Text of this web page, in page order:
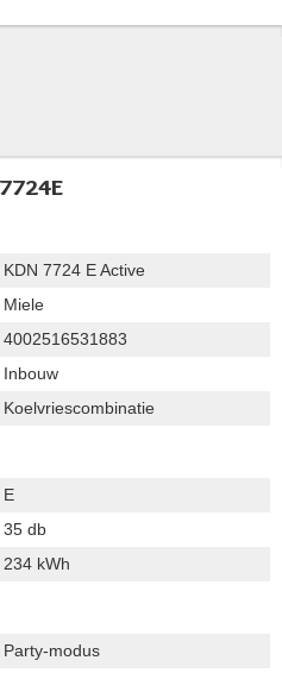
KDN 7724 E Active
Miele
4002516531883
Inbouw
Koelvriescombinatie
E
35 db
234 kWh
Party-modus